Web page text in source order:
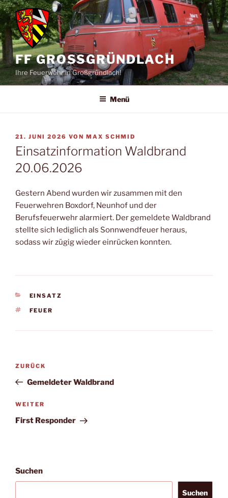
Zum
Inhalt
springen
FF GROSSGRÜNDLACH
Ihre Feuerwehr in Großgründlach!
Menü
VERÖFFENTLICHT
AM
21. JUNI 2026 VON MAX SCHMID
Einsatzinformation Waldbrand
20.06.2026
Gestern Abend wurden wir zusammen mit den
Feuerwehren Boxdorf, Neunhof und der
Berufsfeuerwehr alarmiert. Der gemeldete Waldbrand
stellte sich lediglich als Sonnwendfeuer heraus,
sodass wir zügig wieder einrücken konnten.
KATEGORIEN
EINSATZ
SCHLAGWÖRTER
FEUER
Beitragsnavigation
Vorheriger
Beitrag
ZURÜCK
Gemeldeter Waldbrand
Nächster
Beitrag
WEITER
First Responder
Suchen
Suchen